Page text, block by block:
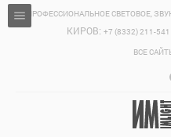
ПРОФЕССИОНАЛЬНОЕ СВЕТОВОЕ,
КИРОВ: +7 (8332) 211-541
ВСЕ